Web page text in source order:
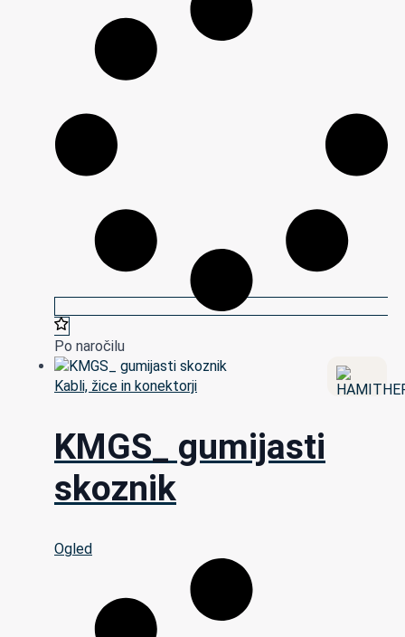
Po naročilu
Kabli, žice in konektorji
KMGS_ gumijasti
skoznik
Ogled